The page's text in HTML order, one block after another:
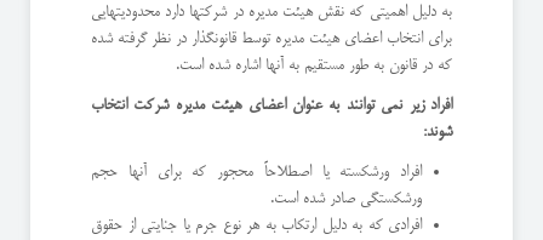
به دلیل اهمیتی که نقش هیئت مدیره در شرکتها دارد محدودیتهایی
برای انتخاب اعضای هیئت مدیره توسط قانونگذار در نظر گرفته شده
که در قانون به طور مستقیم به آنها اشاره شده است.
افراد زیر نمی توانند به عنوان اعضای هیئت مدیره شرکت انتخاب
شوند:
افراد ورشکسته یا اصطلاحاً محجور که برای آنها حجم
ورشکستگی صادر شده است.
افرادی که به دلیل ارتکاب به هر نوع جرم یا جنایتی از حقوق